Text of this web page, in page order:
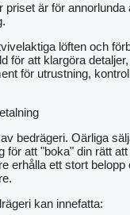
priset är för
löften och
för att klargöra
för utrustning,
bedrägeri. Oärliga
för att "boka" din rätt
erhålla ett stort
kan innefatta: